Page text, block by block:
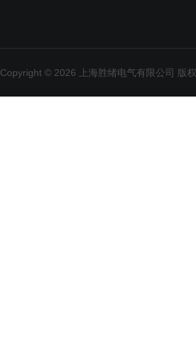
Copyright © 2026 上海胜绪电气有限公司 版